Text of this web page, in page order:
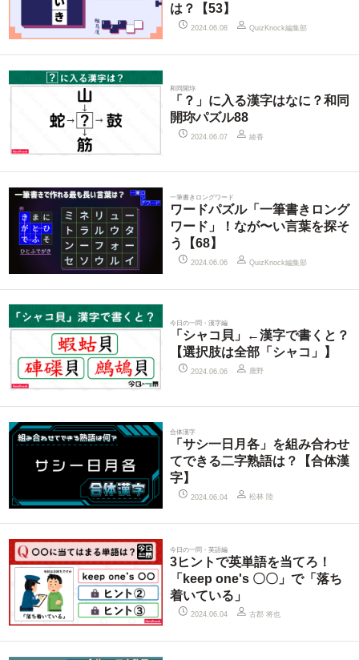
は？【53】
2024.06.08 QuizKnock編集部
和同開珎
「？」に入る漢字はなに？和同
開珎パズル88
2024.06.07 綾香
一筆書きロングワード
ワードパズル「一筆書きロング
ワード」！なが〜い言葉を探そ
う【68】
2024.06.06 QuizKnock編集部
今日の一問・漢字編
「シャコ貝」←漢字で書くと？
【選択肢は全部「シャコ」】
2024.06.06 鹿野
合体漢字
「サシ一日月各」を組み合わせ
てできる二字熟語は？【合体漢
字】
2024.06.04 松林 陸
今日の一問・英語編
3ヒントで英単語を当てろ！
「keep one's 〇〇」で「落ち
着いている」
2024.06.04 古郡 将也